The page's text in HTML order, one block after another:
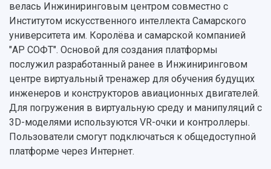
велась Инжиниринговым центром совместно с
Институтом искусственного интеллекта Самарского
университета им. Королёва и самарской компанией
"АР СОФТ". Основой для создания платформы
послужил разработанный ранее в Инжиниринговом
центре виртуальный тренажер для обучения будущих
инженеров и конструкторов авиационных двигателей.
Для погружения в виртуальную среду и манипуляций с
3D-моделями используются VR-очки и контроллеры.
Пользователи смогут подключаться к общедоступной
платформе через Интернет.